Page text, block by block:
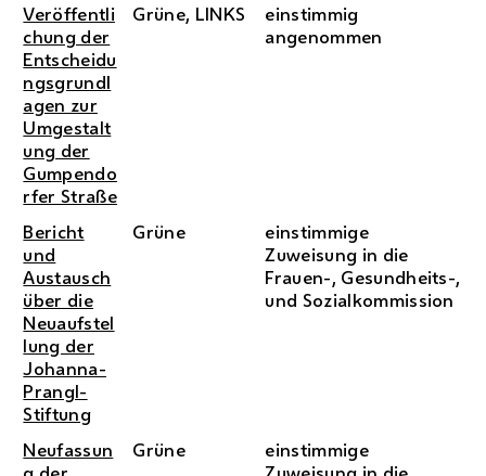
Veröffentli
chung der
Entscheidu
ngsgrundl
agen zur
Umgestalt
ung der
Gumpendo
rfer Straße
Grüne, LINKS
einstimmig
angenommen
Bericht
und
Austausch
über die
Neuaufstel
lung der
Johanna-
Prangl-
Stiftung
Grüne
einstimmige
Zuweisung in die
Frauen-, Gesundheits-,
und Sozialkommission
Neufassun
Grüne
einstimmige